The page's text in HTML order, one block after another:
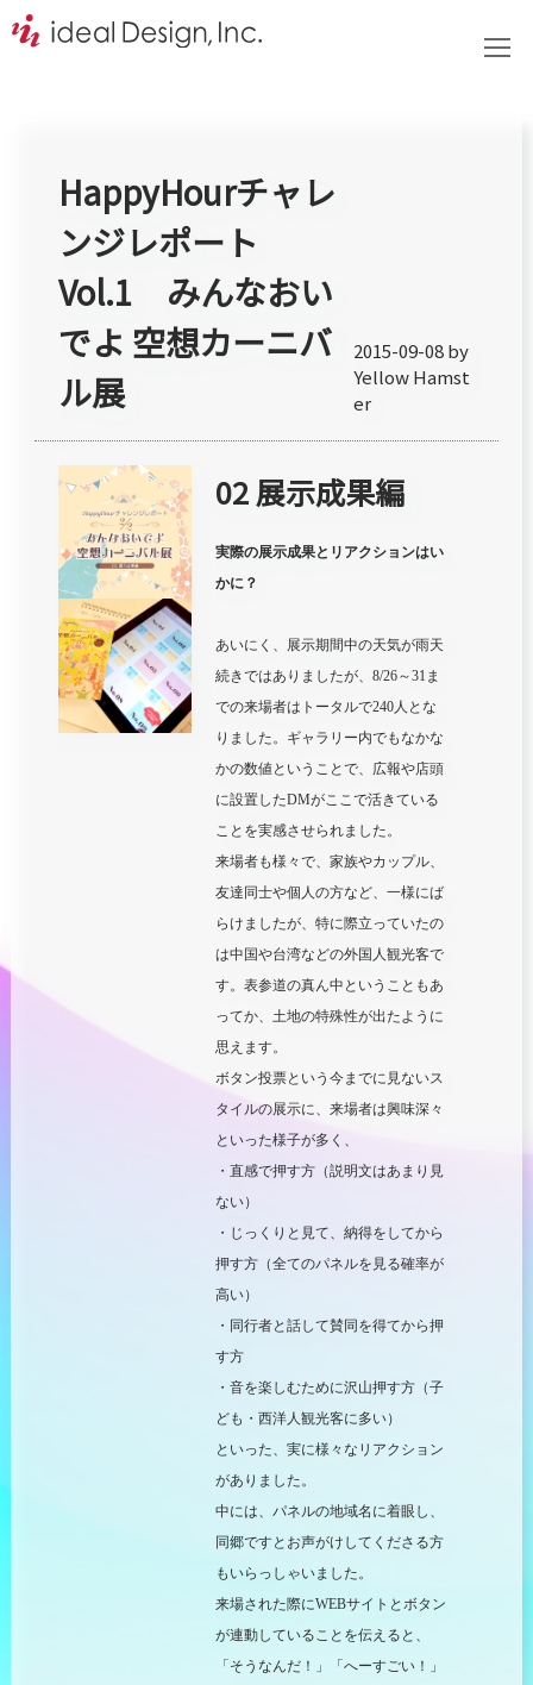
HappyHourチャレ
ンジレポート
Vol.1 みんなおい
でよ 空想カーニバ
ル展
2015-09-08 by
Yellow Hamst
er
02 展示成果編
実際の展示成果とリアクションはい
かに？
あいにく、展示期間中の天気が雨天
続きではありましたが、8/26～31 ま
での来場者はトータルで240人とな
りました。ギャラリー内でもなかな
かの数値ということで、広報や店頭
に設置したDMがここで活きている
ことを実感させられました。
来場者も様々で、家族やカップル、
友達同士や個人の方など、一様にば
らけま したが、特に際立っていたの
は中国や台湾などの外国人観光客で
す。表参道の真ん中ということもあ
ってか、土地の特殊性が出たように
思えます。
ボタン投票という今までに見ないス
タイルの展示に、来場者は興味深々
といった様子が多く、
・直感で押す方（説明文はあまり見
ない）
・じっくりと見て、納得をしてから
押す方（全てのパネルを見る確率が
高い）
・同行者と話して賛同を得てから押
す方
・音を楽しむために沢山押す方（子
ども・西洋人観光客に多い）
といった、実に様々なリアクション
がありました。
中には、パネルの地域名に着眼し、
同郷ですとお声がけしてくださる方
もいらっしゃいました。
来場された際にWEBサイトとボタン
が連動していることを伝えると、
「そうなんだ！」「へーすごい！」